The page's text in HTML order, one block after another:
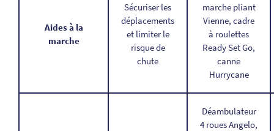
Aides à la
marche
Sécuriser les
déplacements
et limiter le
risque de
chute
marche pliant
Vienne, cadre
à roulettes
Ready Set Go,
canne
Hurrycane
Déambulateur
4 roues Angelo,